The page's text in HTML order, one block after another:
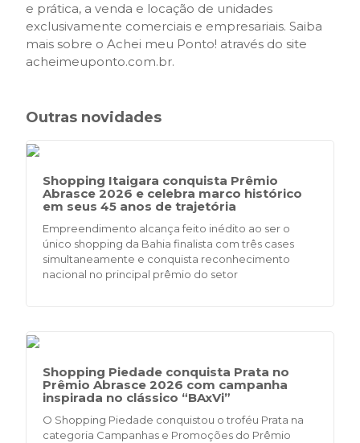
e prática, a venda e locação de unidades
exclusivamente comerciais e empresariais. Saiba
mais sobre o Achei meu Ponto! através do site
acheimeuponto.com.br.
Outras novidades
Shopping Itaigara conquista Prêmio
Abrasce 2026 e celebra marco histórico
em seus 45 anos de trajetória
Empreendimento alcança feito inédito ao ser o
único shopping da Bahia finalista com três cases
simultaneamente e conquista reconhecimento
nacional no principal prêmio do setor
Shopping Piedade conquista Prata no
Prêmio Abrasce 2026 com campanha
inspirada no clássico “BAxVi”
O Shopping Piedade conquistou o troféu Prata na
categoria Campanhas e Promoções do Prêmio